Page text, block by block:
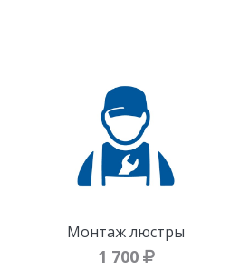
Монтаж люстры
1 700